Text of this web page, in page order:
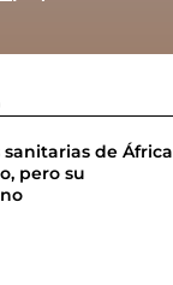
sanitarias de África
pero su